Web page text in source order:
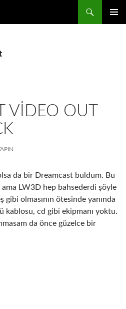
VIDEO OUT
da bir Dreamcast buldum. Bu
ama LW3D hep bahsederdi şöyle
gibi olmasının ötesinde yanında
kablosu, cd gibi ekipmanı yoktu.
da önce güzelce bir
Hack